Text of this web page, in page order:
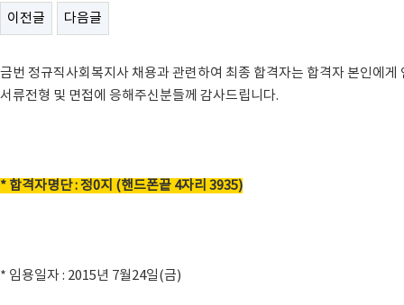
이전글 다음글
금번 정규직사회복지사 채용과 관련하여 최종 합격자는 합격자 본인에게
서류전형 및 면접에 응해주신분들께 감사드립니다.
* 합격자명단 : 정0지 (핸드폰끝 4자리 3935)
* 임용일자 : 2015년 7월24일(금)